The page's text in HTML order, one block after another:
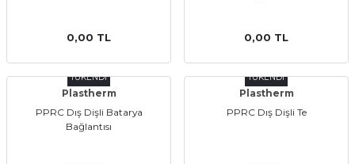
0,00 TL 0,00 TL
TÜKENDİ
Plastherm
PPRC Dış Dişli Batarya
Bağlantısı
TÜKENDİ
Plastherm
PPRC Dış Dişli Te